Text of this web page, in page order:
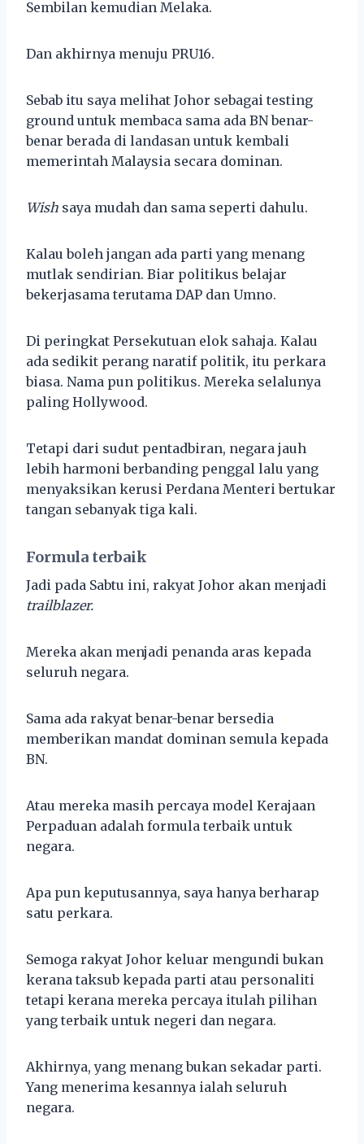
Sembilan kemudian Melaka.
Dan akhirnya menuju PRU16.
Sebab itu saya melihat Johor sebagai testing
ground untuk membaca sama ada BN benar-
benar berada di landasan untuk kembali
memerintah Malaysia secara dominan.
Wish saya mudah dan sama seperti dahulu.
Kalau boleh jangan ada parti yang menang
mutlak sendirian. Biar politikus belajar
bekerjasama terutama DAP dan Umno.
Di peringkat Persekutuan elok sahaja. Kalau
ada sedikit perang naratif politik, itu perkara
biasa. Nama pun politikus. Mereka selalunya
paling Hollywood.
Tetapi dari sudut pentadbiran, negara jauh
lebih harmoni berbanding penggal lalu yang
menyaksikan kerusi Perdana Menteri bertukar
tangan sebanyak tiga kali.
Formula terbaik
Jadi pada Sabtu ini, rakyat Johor akan menjadi
trailblazer.
Mereka akan menjadi penanda aras kepada
seluruh negara.
Sama ada rakyat benar-benar bersedia
memberikan mandat dominan semula kepada
BN.
Atau mereka masih percaya model Kerajaan
Perpaduan adalah formula terbaik untuk
negara.
Apa pun keputusannya, saya hanya berharap
satu perkara.
Semoga rakyat Johor keluar mengundi bukan
kerana taksub kepada parti atau personaliti
tetapi kerana mereka percaya itulah pilihan
yang terbaik untuk negeri dan negara.
Akhirnya, yang menang bukan sekadar parti.
Yang menerima kesannya ialah seluruh
negara.